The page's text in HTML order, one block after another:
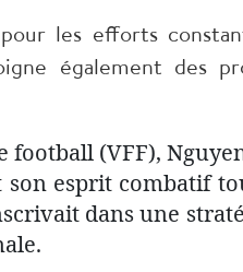
les efforts
également des
(VFF),
son esprit combatif
dans une